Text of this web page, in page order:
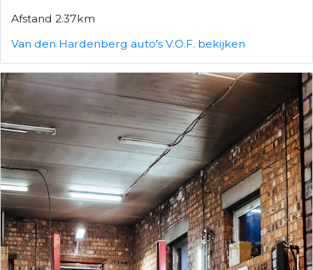
Afstand 2.37km
Van den Hardenberg auto's V.O.F. bekijken